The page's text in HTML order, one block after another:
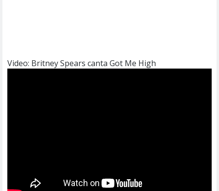
Video: Britney Spears canta Got Me High